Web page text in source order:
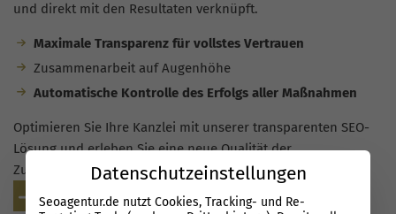
und direkt mit den Resultaten verknüpft.
Maximale Transparenz für vollstes Vertrauen
Zusammenarbeit auf Augenhöhe
Automatische Kontrolle des Erfolgs aller Maßnahmen
Optimieren Sie Ihre Kanzlei mit unserer transparenten SEO-
Lösung und erleben Sie eine neue Qualität der
Zusammenarbeit!
Beratungstermin vereinbaren
Datenschutzeinstellungen
Seoagentur.de nutzt Cookies, Tracking- und Re-